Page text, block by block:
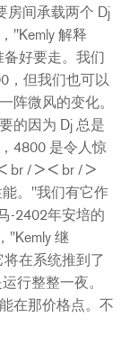
房间承载两个 Dj
"Kemly 解释
好要走。我们
，但我们也可以
阵微风的变化。
的因为 Dj 总是
4800 是令人惊
br / > < br / >
能。"我们有它作
-2402年安培的
"Kemly 继
在系统推到了
行整整一夜。
在那价格点。不